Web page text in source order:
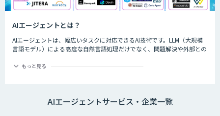
AIエージェントとは？
AIエージェントは、幅広いタスクに対応できるAI技術です。LLM（大規模
言語モデル）による高度な自然言語処理だけでなく、問題解決や外部との
て進化するなど、生成AIよりも一歩進んだ技術を持つAIエージェントは、
ェントを取り入れることで、自社における人的リソースの最適化やコスト
もっと見る
AIエージェントサービス・企業一覧